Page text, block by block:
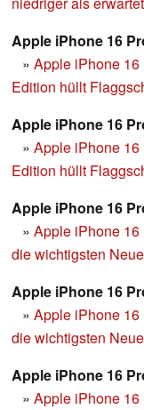
Apple iPhone 16
» Apple iPhone 16
Edition hüllt
Apple iPhone 16
» Apple iPhone 16
Edition hüllt
Apple iPhone 16
» Apple iPhone 16
die wichtigsten
Apple iPhone 16
» Apple iPhone 16
die wichtigsten
Apple iPhone 16
» Apple iPhone